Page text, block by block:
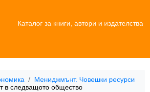
Каталог за книги, автори и издателства
Мениджмънт. Човешки ресурси
в следващото общество